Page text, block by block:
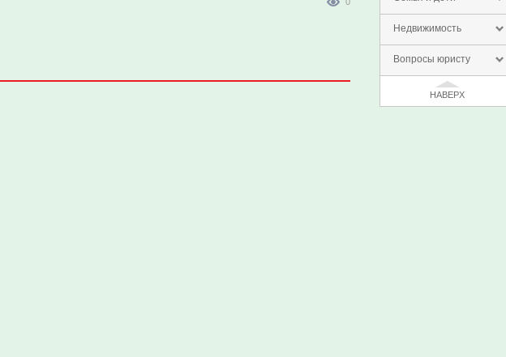
Недвижимость
Вопросы юристу
НАВЕРХ